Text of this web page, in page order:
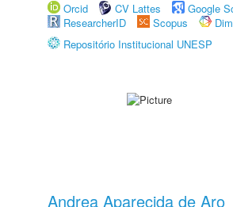
Orcid
CV Lattes
Google
ResearcherID
Scopus
Repositório Institucional UNESP
Andrea Aparecida de Aro